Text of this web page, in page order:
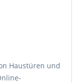
Haustüren und